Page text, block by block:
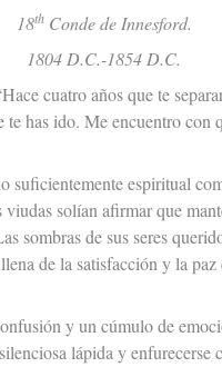
18thConde de Innesford.
1804 D.C.-1854 D.C.
cuatro años que te
has ido. Me encuentro
suficientemente espiritual
solían afirmar que
sombras de sus seres
de la satisfacción y la
y un cúmulo de
lápida y enfurecerse